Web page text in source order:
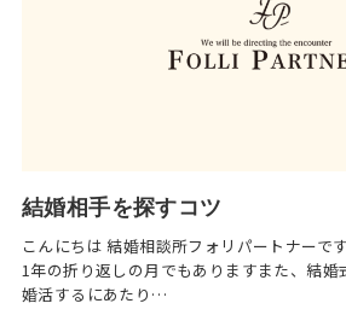
結婚相手を探すコツ
こんにちは 結婚相談所フォリパートナーで
1年の折り返しの月でもありますまた、結婚
婚活するにあたり…